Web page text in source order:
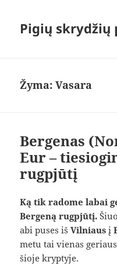
Pigių skrydžių
Žyma:Vasara
Bergenas
Eur –
rugpjūtį
Ką tik radome labai
Bergeną rugpjūtį.
abi puses išVilniaus į
metu tai vienas
šioje kryptyje.